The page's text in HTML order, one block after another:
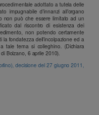
adottato a tutela delle
impugnabile d’innanzi all’organo
non può che essere limitato ad un
dal riscontro di esistenza dei
non potendo certamente
fondatezza dell’incolpazione ed a
tale tema si colleghino. (Dichiara
Bolzano, 6 aprile 2010).
decisione del 27 giugno 2011,